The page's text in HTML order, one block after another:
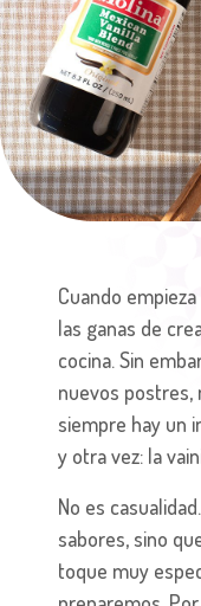
Cuando
las ganas de
cocina. Sin
nuevos postres,
siempre hay un
y otra vez: la
No es
sabores, sino
toque muy